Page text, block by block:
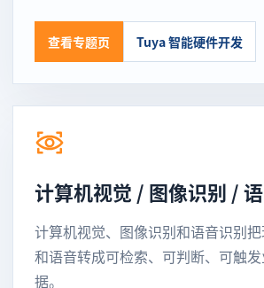
查看专题页 Tuya 智能硬件开发
计算机视觉 / 图像识别 /
计算机视觉、图像识别和语音识别
和语音转成可检索、可判断、可触
据。